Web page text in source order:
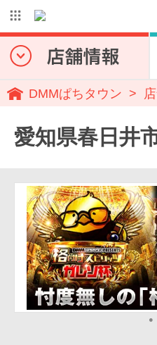
DMMぱちタウン
愛知県春日井
●